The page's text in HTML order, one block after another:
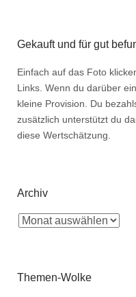
Gekauft und für gut
Einfach auf das Foto
Links. Wenn du darüber
kleine Provision. Du
zusätzlich unterstützt du
diese Wertschätzung.
Archiv
Themen-Wolke